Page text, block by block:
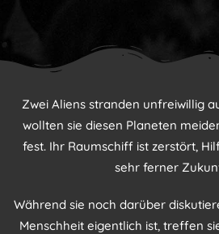
Zwei Aliens stranden unfreiwillig
wollten sie diesen Planeten
fest. Ihr Raumschiff ist zerstört,
sehr ferner
Während sie noch darüber
Menschheit eigentlich ist, treffen